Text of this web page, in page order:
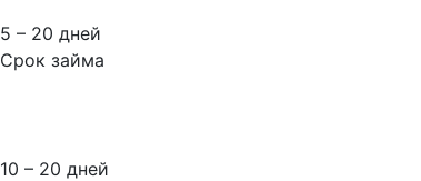
5 – 20 дней
Срок займа
10 – 20 дней